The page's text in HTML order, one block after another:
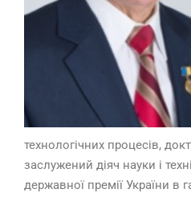
технологічних процесів,
заслужений діяч науки і
державної премії України в